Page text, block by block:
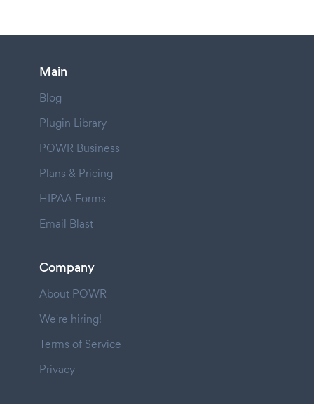
Main
Blog
Plugin Library
POWR Business
Plans & Pricing
HIPAA Forms
Email Blast
Company
About POWR
We're hiring!
Terms of Service
Privacy